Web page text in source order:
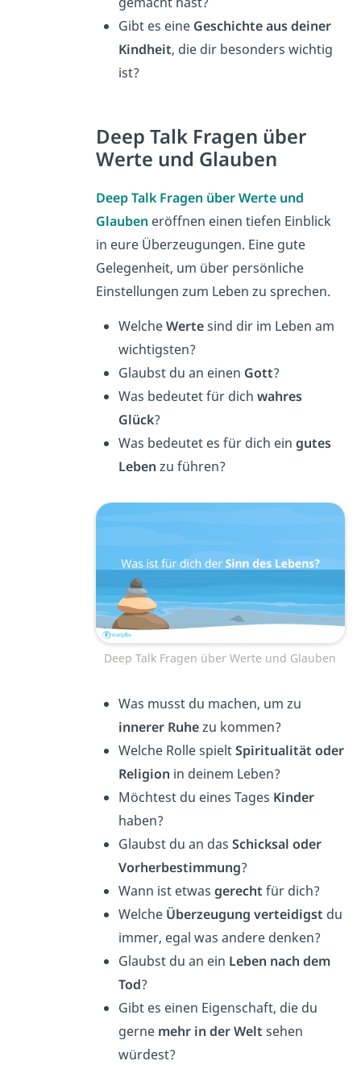
Gibt es eine Geschichte aus deiner
Kindheit, die dir besonders wichtig
ist?
Deep Talk Fragen über
Werte und Glauben
Deep Talk Fragen über Werte und
Glauben eröffnen einen tiefen Einblick
in eure Überzeugungen. Eine gute
Gelegenheit, um über persönliche
Einstellungen zum Leben zu sprechen.
WelcheWertesind dir im Leben am
wichtigsten?
Glaubst du an einen Gott?
Was bedeutet für dich wahres
Glück?
Was bedeutet es für dich ein gutes
Leben zu führen?
Deep Talk Fragen über Werte und Glauben
Was musst du machen, um zu
innerer Ruhezu kommen?
Welche Rolle spieltSpiritualität oder
Religion in deinem Leben?
Möchtest du eines Tages Kinder
haben?
Glaubst du an das Schicksal oder
Vorherbestimmung?
Wann ist etwas gerecht für dich?
Welche Überzeugung verteidigst du
immer, egal was andere denken?
Glaubst du an ein Leben nach dem
Tod?
Gibt es einen Eigenschaft, die du
gerne mehr in der Welt sehen
würdest?